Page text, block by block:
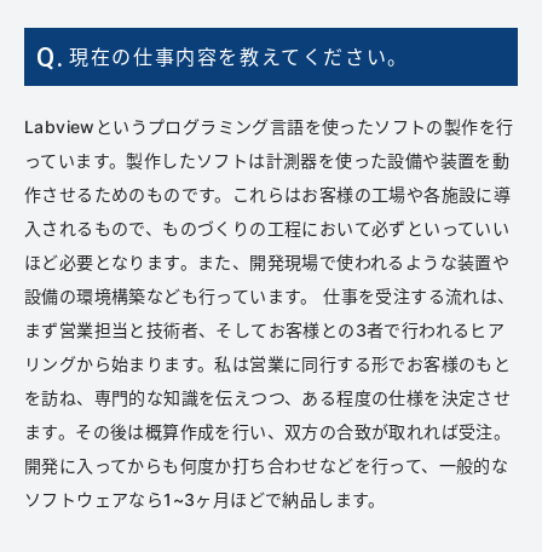
Q. 現在の仕事内容を教えてください。
Labviewというプログラミング言語を使ったソフトの製作を行
っています。製作したソフトは計測器を使った設備や装置を動
作させるためのものです。これらはお客様の工場や各施設に導
入されるもので、ものづくりの工程において必ずといっていい
ほど必要となります。また、開発現場で使われるような装置や
設備の環境構築なども行っています。 仕事を受注する流れは、
まず営業担当と技術者、そしてお客様との3者で行われるヒア
リングから始まります。私は営業に同行する形でお客様のもと
を訪ね、専門的な知識を伝えつつ、ある程度の仕様を決定させ
ます。その後は概算作成を行い、双方の合致が取れれば受注。
開発に入ってからも何度か打ち合わせなどを行って、一般的な
ソフトウェアなら1~3ヶ月ほどで納品します。